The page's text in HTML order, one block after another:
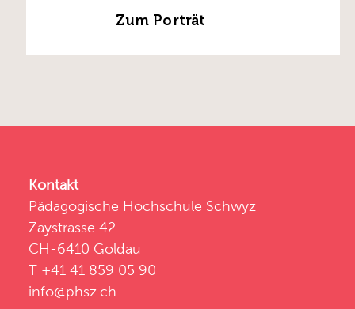
Zum Porträt
Kontakt
Pädagogische Hochschule Schwyz
Zaystrasse 42
CH-6410 Goldau
T +41 41 859 05 90
info@phsz.ch